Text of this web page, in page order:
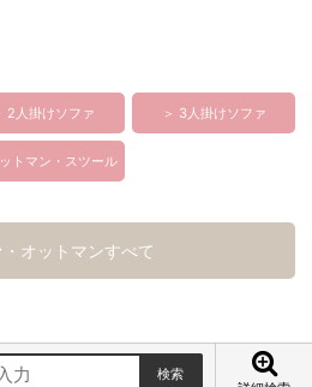
2人掛けソファ ＞ 3人掛けソファ
トマン・スツール
・オットマンすべて